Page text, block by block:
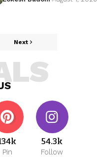
Next
Pin
54.3k
Follow